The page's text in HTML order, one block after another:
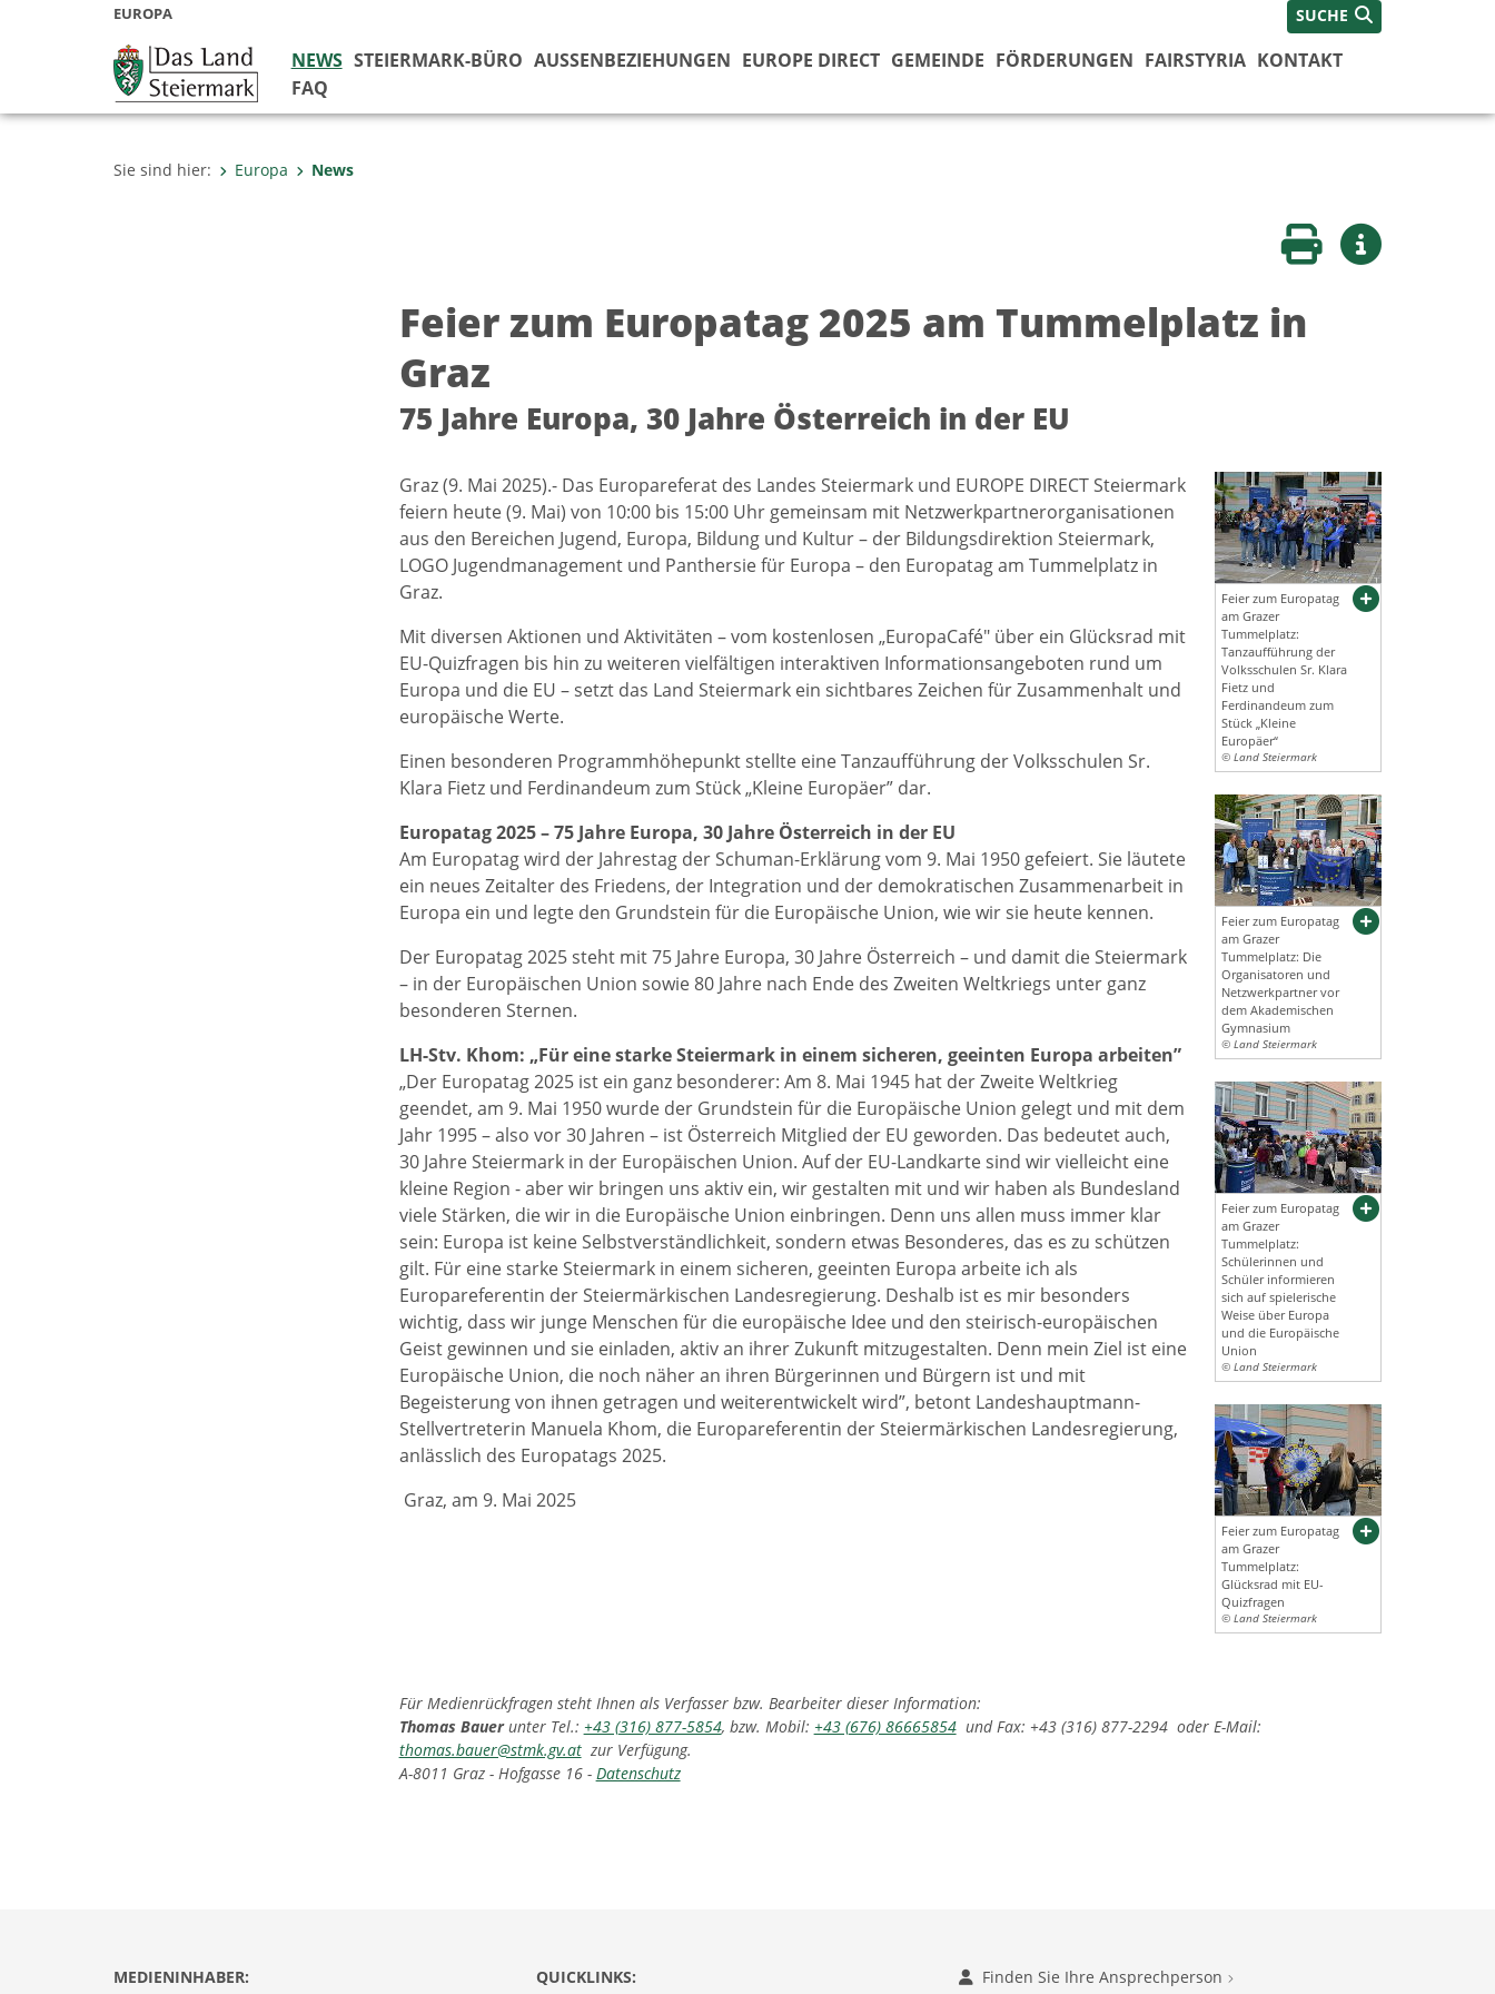
EUROPA SUCHE
NEWS STEIERMARK-BÜRO AUSSENBEZIEHUNGEN EUROPE DIRECT GEMEINDE FÖRDERUNGEN FAIRSTYRIA KONTAKT
FAQ
Sie sind hier: Europa News
Seite druckenWeitere Infos
Feier zum Europatag 2025 am Tummelplatz in
Graz
75 Jahre Europa, 30 Jahre Österreich in der EU
Feier zum Europatag
am Grazer
Tummelplatz:
Tanzaufführung der
Volksschulen Sr. Klara
Fietz und
Ferdinandeum zum
Stück „Kleine
Europäer“
© Land Steiermark
Feier zum Europatag
am Grazer
Tummelplatz: Die
Organisatoren und
Netzwerkpartner vor
dem Akademischen
Gymnasium
© Land Steiermark
Feier zum Europatag
am Grazer
Tummelplatz:
Schülerinnen und
Schüler informieren
sich auf spielerische
Weise über Europa
und die Europäische
Union
© Land Steiermark
Feier zum Europatag
am Grazer
Tummelplatz:
Glücksrad mit EU-
Quizfragen
© Land Steiermark
Graz (9. Mai 2025).- Das Europareferat des Landes Steiermark und EUROPE DIRECT Steiermark
feiern heute (9. Mai) von 10:00 bis 15:00 Uhr gemeinsam mit Netzwerkpartnerorganisationen
aus den Bereichen Jugend, Europa, Bildung und Kultur – der Bildungsdirektion Steiermark,
LOGO Jugendmanagement und Panthersie für Europa – den Europatag am Tummelplatz in
Graz.
Mit diversen Aktionen und Aktivitäten – vom kostenlosen „EuropaCafé" über ein Glücksrad mit
EU-Quizfragen bis hin zu weiteren vielfältigen interaktiven Informationsangeboten rund um
Europa und die EU – setzt das Land Steiermark ein sichtbares Zeichen für Zusammenhalt und
europäische Werte.
Einen besonderen Programmhöhepunkt stellte eine Tanzaufführung der Volksschulen Sr.
Klara Fietz und Ferdinandeum zum Stück „Kleine Europäer” dar.
Europatag 2025 – 75 Jahre Europa, 30 Jahre Österreich in der EU
Am Europatag wird der Jahrestag der Schuman-Erklärung vom 9. Mai 1950 gefeiert. Sie läutete
ein neues Zeitalter des Friedens, der Integration und der demokratischen Zusammenarbeit in
Europa ein und legte den Grundstein für die Europäische Union, wie wir sie heute kennen.
Der Europatag 2025 steht mit 75 Jahre Europa, 30 Jahre Österreich – und damit die Steiermark
– in der Europäischen Union sowie 80 Jahre nach Ende des Zweiten Weltkriegs unter ganz
besonderen Sternen.
LH-Stv. Khom: „Für eine starke Steiermark in einem sicheren, geeinten Europa arbeiten”
„Der Europatag 2025 ist ein ganz besonderer: Am 8. Mai 1945 hat der Zweite Weltkrieg
geendet, am 9. Mai 1950 wurde der Grundstein für die Europäische Union gelegt und mit dem
Jahr 1995 – also vor 30 Jahren – ist Österreich Mitglied der EU geworden. Das bedeutet auch,
30 Jahre Steiermark in der Europäischen Union. Auf der EU-Landkarte sind wir vielleicht eine
kleine Region - aber wir bringen uns aktiv ein, wir gestalten mit und wir haben als Bundesland
viele Stärken, die wir in die Europäische Union einbringen. Denn uns allen muss immer klar
sein: Europa ist keine Selbstverständlichkeit, sondern etwas Besonderes, das es zu schützen
gilt. Für eine starke Steiermark in einem sicheren, geeinten Europa arbeite ich als
Europareferentin der Steiermärkischen Landesregierung. Deshalb ist es mir besonders
wichtig, dass wir junge Menschen für die europäische Idee und den steirisch-europäischen
Geist gewinnen und sie einladen, aktiv an ihrer Zukunft mitzugestalten. Denn mein Ziel ist eine
Europäische Union, die noch näher an ihren Bürgerinnen und Bürgern ist und mit
Begeisterung von ihnen getragen und weiterentwickelt wird”, betont Landeshauptmann-
Stellvertreterin Manuela Khom, die Europareferentin der Steiermärkischen Landesregierung,
anlässlich des Europatags 2025.
Graz, am 9. Mai 2025
Für Medienrückfragen steht Ihnen als Verfasser bzw. Bearbeiter dieser Information:
Thomas Bauerunter Tel.: +43 (316) 877-5854, bzw. Mobil: +43 (676) 86665854und Fax: +43 (316) 877-2294 oder E-Mail:
thomas.bauer@stmk.gv.atzur Verfügung.
A-8011 Graz - Hofgasse 16 - Datenschutz
MEDIENINHABER: QUICKLINKS: Finden Sie Ihre Ansprechperson